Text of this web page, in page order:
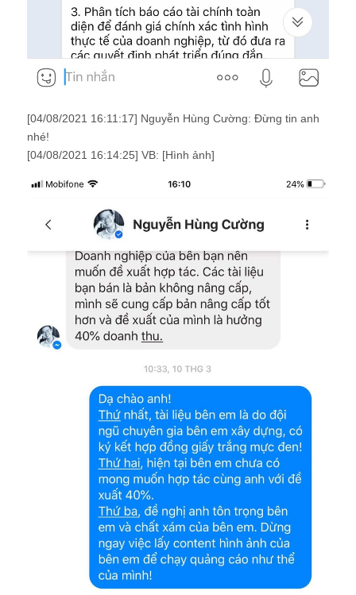
[04/08/2021 16:11:17] Nguyễn Hùng Cường: Đừng tin anh
nhé!
[04/08/2021 16:14:25] VB: [Hình ảnh]